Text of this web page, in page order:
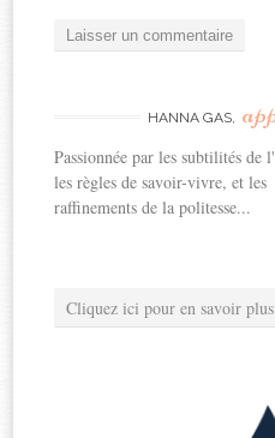
HANNA GAS,
Passionnée par les subtilités de
les règles de savoir-vivre, et les
raffinements de la politesse...
Cliquez ici pour en savoir